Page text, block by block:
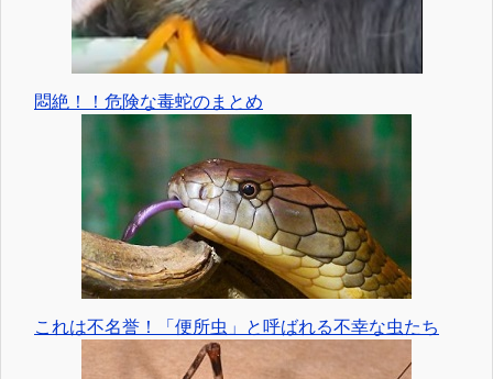
悶絶！！危険な毒蛇のまとめ
これは不名誉！「便所虫」と呼ばれる不幸な虫たち